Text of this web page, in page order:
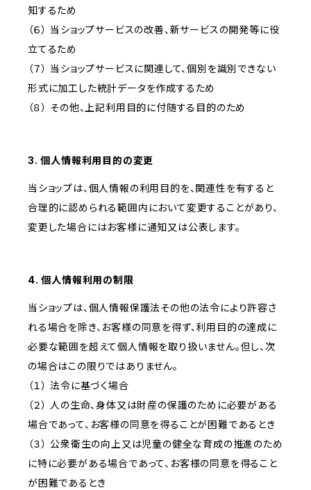
知するため
（６） 当ショップサービスの改善、新サービスの開発等に役
立てるため
（７） 当ショップサービスに関連して、個別を識別できない
形式に加工した統計データを作成するため
（８） その他、上記利用目的に付随する目的のため
3. 個人情報利用目的の変更
当ショップは、個人情報の利用目的を、関連性を有すると
合理的に認められる範囲内において変更することがあり、
変更した場合にはお客様に通知又は公表します。
4. 個人情報利用の制限
当ショップは、個人情報保護法その他の法令により許容さ
れる場合を除き、お客様の同意を得ず、利用目的の達成に
必要な範囲を超えて個人情報を取り扱いません。但し、次
の場合はこの限りではありません。
（１） 法令に基づく場合
（２） 人の生命、身体又は財産の保護のために必要がある
場合であって、お客様の同意を得ることが困難であるとき
（３） 公衆衛生の向上又は児童の健全な育成の推進のため
に特に必要がある場合であって、お客様の同意を得ること
が困難であるとき